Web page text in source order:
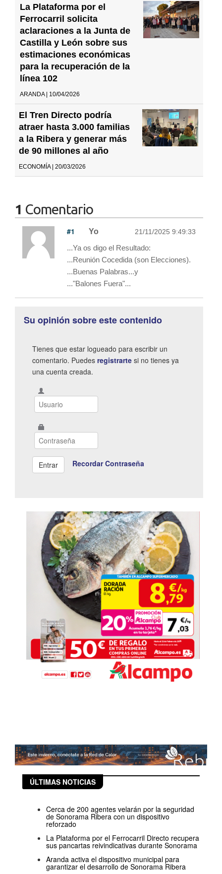
La Plataforma por el
Ferrocarril solicita
aclaraciones a la Junta de
Castilla y León sobre sus
estimaciones económicas
para la recuperación de la
línea 102
ARANDA | 10/04/2026
El Tren Directo podría
atraer hasta 3.000 familias
a la Ribera y generar más
de 90 millones al año
ECONOMÍA | 20/03/2026
1 Comentario
#1 Yo 21/11/2025 9:49:33
...Ya os digo el Resultado:
...Reunión Cocedida (son Elecciones).
...Buenas Palabras...y
..."Balones Fuera"...
Su opinión sobre este contenido
Tienes que estar logueado para escribir un
comentario. Puedes registrarte si no tienes ya
una cuenta creada.
Recordar Contraseña
ÚLTIMAS NOTICIAS
Cerca de 200 agentes velarán por la seguridad
de Sonorama Ribera con un dispositivo
reforzado
La Plataforma por el Ferrocarril Directo recupera
sus pancartas reivindicativas durante Sonorama
Aranda activa el dispositivo municipal para
garantizar el desarrollo de Sonorama Ribera